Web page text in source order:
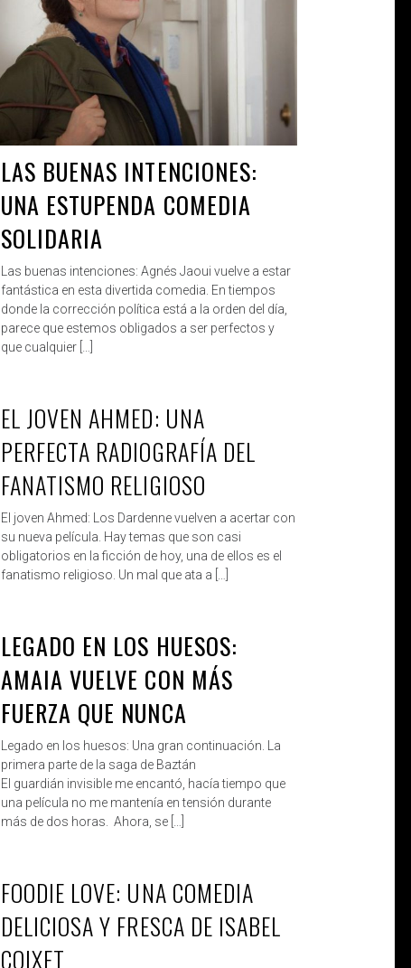
LAS BUENAS INTENCIONES:
UNA ESTUPENDA COMEDIA
SOLIDARIA
Las buenas intenciones: Agnés Jaoui vuelve a estar
fantástica en esta divertida comedia. En tiempos
donde la corrección política está a la orden del día,
parece que estemos obligados a ser perfectos y
que cualquier […]
ROBERTO DIC 8, 2019
EL JOVEN AHMED: UNA
PERFECTA RADIOGRAFÍA DEL
FANATISMO RELIGIOSO
El joven Ahmed: Los Dardenne vuelven a acertar con
su nueva película. Hay temas que son casi
obligatorios en la ficción de hoy, una de ellos es el
fanatismo religioso. Un mal que ata a […]
ROBERTO DIC 6, 2019
LEGADO EN LOS HUESOS:
AMAIA VUELVE CON MÁS
FUERZA QUE NUNCA
Legado en los huesos: Una gran continuación. La
primera parte de la saga de Baztán
El guardián invisible me encantó, hacía tiempo que
una película no me mantenía en tensión durante
más de dos horas. Ahora, se […]
ROBERTO DIC 3, 2019
FOODIE LOVE: UNA COMEDIA
DELICIOSA Y FRESCA DE ISABEL
COIXET